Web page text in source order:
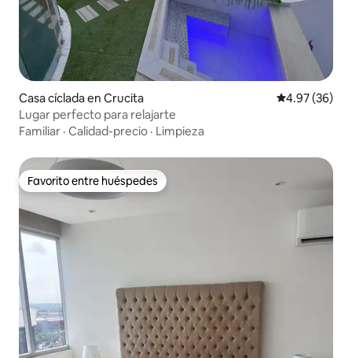
Casa cíclada en Crucita Calificación
4.97 (36)
Lugar perfecto para relajarte
Familiar · Calidad-precio · Limpieza
Favorito entre huéspedes
Favorito entre huéspedes